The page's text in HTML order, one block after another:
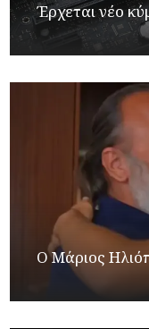
Έρχεται νέο
Ο Μάριος